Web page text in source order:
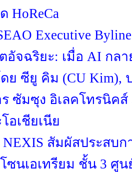
HoReCa
Executive
อัจฉริยะ: เมื่อ AI กล
ย ซียู คิม (CU Kim),
ซัมซุง อิเลคโทรนิค
อเชียเนีย
NEXIS สัมผัสประส
ซนเอเทรียม ชั้น 3 ศูน